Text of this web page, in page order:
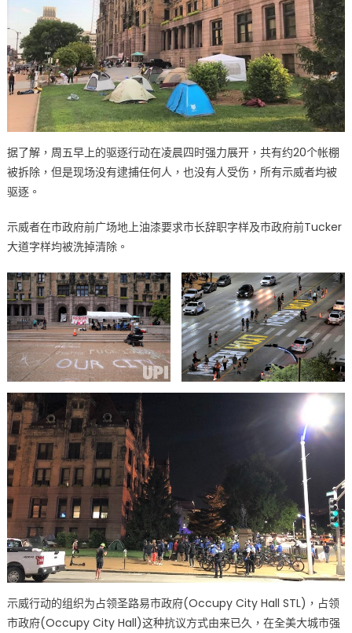
据了解，周五早上的驱逐行动在凌晨四时强力展开，共有约20个帐棚
被拆除，但是现场没有逮捕任何人，也没有人受伤，所有示威者均被
驱逐。
示威者在市政府前广场地上油漆要求市长辞职字样及市政府前Tucker
大道字样均被洗掉清除。
示威行动的组织为占领圣路易市政府(Occupy City Hall STL)，占领
市政府(Occupy City Hall)这种抗议方式由来已久，在全美大城市强